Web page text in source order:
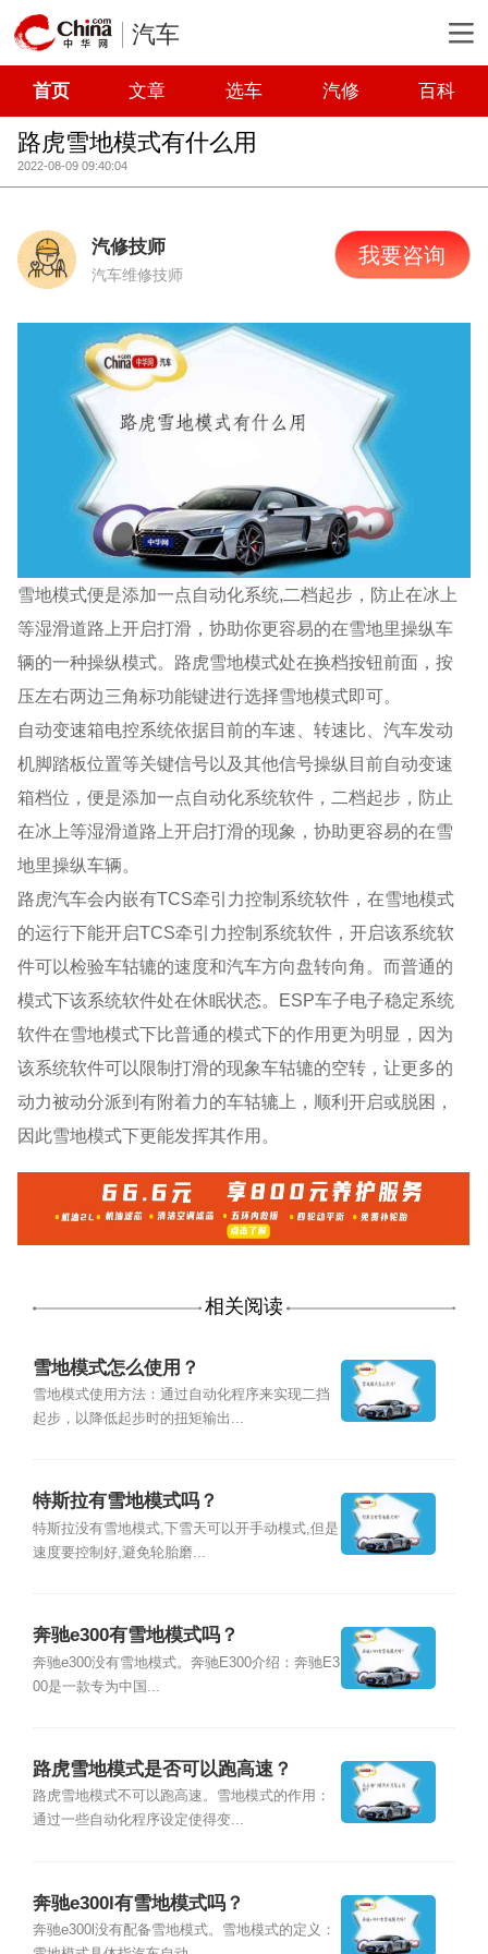
汽车
首页 文章 选车 汽修 百科
路虎雪地模式有什么用
2022-08-09 09:40:04
汽修技师
汽车维修技师
我要咨询
雪地模式便是添加一点自动化系统,二档起步，防止在冰上
等湿滑道路上开启打滑，协助你更容易的在雪地里操纵车
辆的一种操纵模式。路虎雪地模式处在换档按钮前面，按
压左右两边三角标功能键进行选择雪地模式即可。
自动变速箱电控系统依据目前的车速、转速比、汽车发动
机脚踏板位置等关键信号以及其他信号操纵目前自动变速
箱档位，便是添加一点自动化系统软件，二档起步，防止
在冰上等湿滑道路上开启打滑的现象，协助更容易的在雪
地里操纵车辆。
路虎汽车会内嵌有TCS牵引力控制系统软件，在雪地模式
的运行下能开启TCS牵引力控制系统软件，开启该系统软
件可以检验车轱辘的速度和汽车方向盘转向角。而普通的
模式下该系统软件处在休眠状态。ESP车子电子稳定系统
软件在雪地模式下比普通的模式下的作用更为明显，因为
该系统软件可以限制打滑的现象车轱辘的空转，让更多的
动力被动分派到有附着力的车轱辘上，顺利开启或脱困，
因此雪地模式下更能发挥其作用。
相关阅读
雪地模式怎么使用？
雪地模式使用方法：通过自动化程序来实现二挡
起步，以降低起步时的扭矩输出...
特斯拉有雪地模式吗？
特斯拉没有雪地模式,下雪天可以开手动模式,但是
速度要控制好,避免轮胎磨...
奔驰e300有雪地模式吗？
奔驰e300没有雪地模式。奔驰E300介绍：奔驰E3
00是一款专为中国...
路虎雪地模式是否可以跑高速？
路虎雪地模式不可以跑高速。雪地模式的作用：
通过一些自动化程序设定使得变...
奔驰e300l有雪地模式吗？
奔驰e300l没有配备雪地模式。雪地模式的定义：